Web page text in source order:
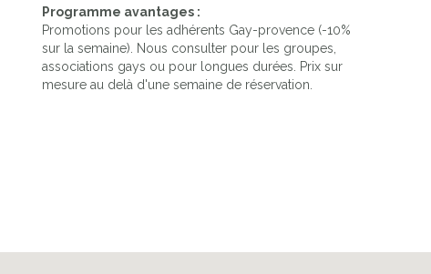
Programme avantages :
Promotions pour les adhérents Gay-provence (-10%
sur la semaine). Nous consulter pour les groupes,
associations gays ou pour longues durées. Prix sur
mesure au delà d'une semaine de réservation.